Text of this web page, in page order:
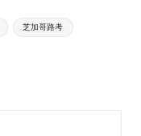
芝加哥路考